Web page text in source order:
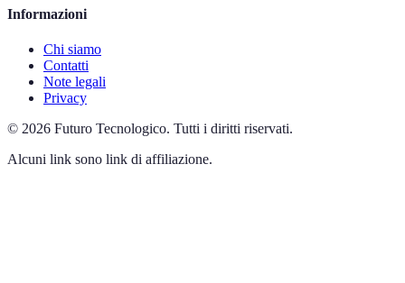
Informazioni
Chi siamo
Contatti
Note legali
Privacy
© 2026 Futuro Tecnologico. Tutti i diritti riservati.
Alcuni link sono link di affiliazione.